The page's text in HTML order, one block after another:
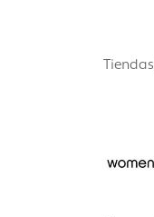
Tiendas